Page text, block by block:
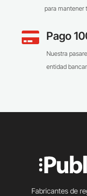
para mantener
 Pago
Nuestra
entidad
Fabricantes de